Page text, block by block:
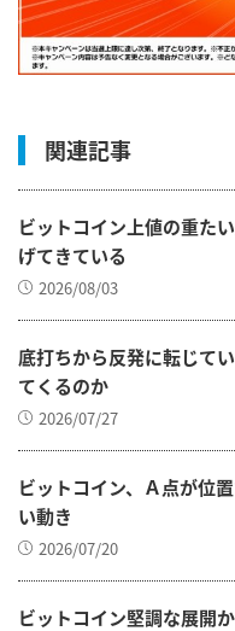
関連記事
ビットコイン上値の重た
げてきている
2026/08/03
底打ちから反発に転じて
てくるのか
2026/07/27
ビットコイン、Ａ点が位
い動き
2026/07/20
ビットコイン堅調な展開